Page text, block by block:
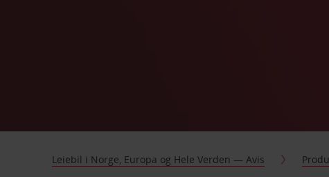
Leiebil i Norge, Europa og Hele Verden — Avis